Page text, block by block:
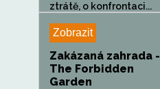
ztrátě, o konfrontaci...
Zobrazit
Zakázaná zahrada -
The Forbidden
Garden